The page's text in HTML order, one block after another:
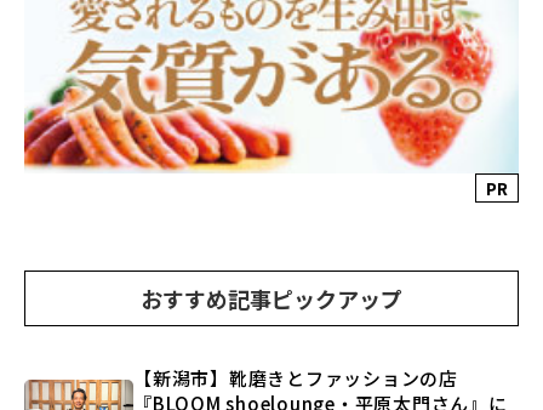
PR
おすすめ記事ピックアップ
【新潟市】靴磨きとファッションの店
『BLOOM shoelounge・平原太門さん』に